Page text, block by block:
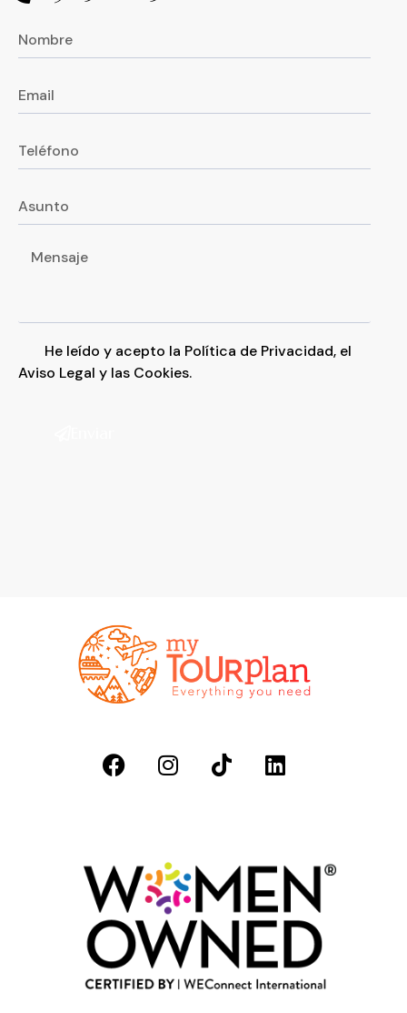
He leído y acepto la Política de Privacidad, el
Aviso Legal y las Cookies.